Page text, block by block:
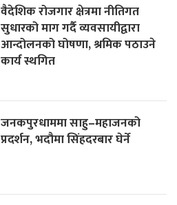
वैदेशिक रोजगार क्षेत्रमा नीतिगत
सुधारको माग गर्दै व्यवसायीद्वारा
आन्दोलनको घोषणा, श्रमिक पठाउने
कार्य स्थगित
जनकपुरधाममा साहु–महाजनको
प्रदर्शन, भदौमा सिंहदरबार घेर्ने